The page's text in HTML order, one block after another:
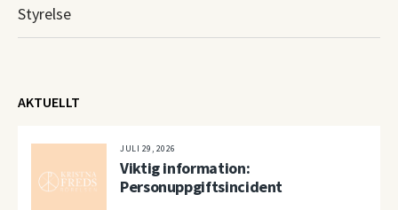
Styrelse
AKTUELLT
JULI 29, 2026
Viktig information:
Personuppgiftsincident